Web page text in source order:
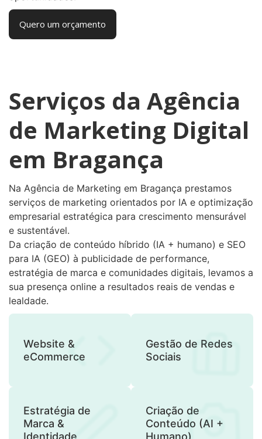
Quero um orçamento
Serviços da Agência
de Marketing Digital
em Bragança
Na Agência de Marketing em Bragança prestamos
serviços de marketing orientados por IA e optimização
empresarial estratégica para crescimento mensurável
e sustentável.
Da criação de conteúdo híbrido (IA + humano) e SEO
para IA (GEO) à publicidade de performance,
estratégia de marca e comunidades digitais, levamos a
sua presença online a resultados reais de vendas e
lealdade.
Website &
eCommerce
Gestão de Redes
Sociais
Estratégia de
Marca &
Identidade
Criação de
Conteúdo (AI +
Humano)